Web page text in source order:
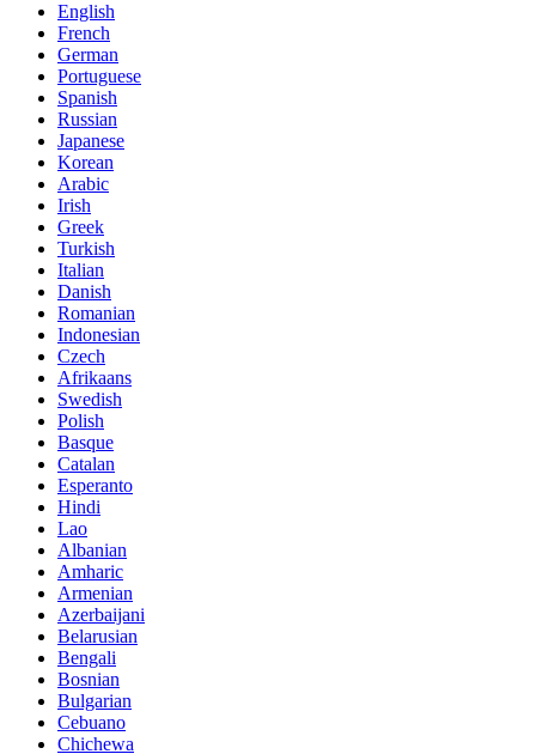
English
French
German
Portuguese
Spanish
Russian
Japanese
Korean
Arabic
Irish
Greek
Turkish
Italian
Danish
Romanian
Indonesian
Czech
Afrikaans
Swedish
Polish
Basque
Catalan
Esperanto
Hindi
Lao
Albanian
Amharic
Armenian
Azerbaijani
Belarusian
Bengali
Bosnian
Bulgarian
Cebuano
Chichewa